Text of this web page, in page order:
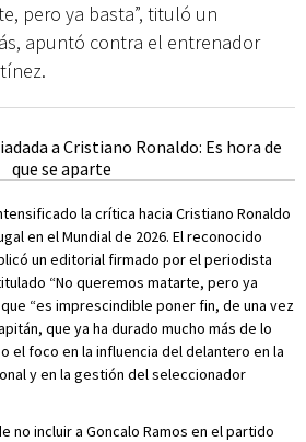
pero ya basta”, tituló un
apuntó contra el entrenador
la crítica hacia Cristiano Ronaldo
en el Mundial de 2026. El reconocido
un editorial firmado por el periodista
“No queremos matarte, pero ya
“es imprescindible poner fin, de una vez
que ya ha durado mucho más de lo
el foco en la influencia del delantero en la
y en la gestión del seleccionador
no incluir a Goncalo Ramos en el partido